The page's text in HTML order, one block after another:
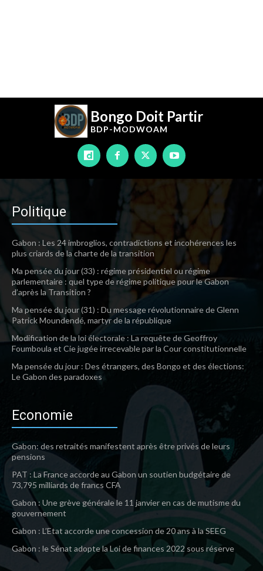
Bongo Doit Partir
BDP-MODWOAM
Politique
Gabon : Les 24 imbroglios, contradictions et incohérences les
plus criards de la charte de la transition
Ma pensée du jour (33) : régime présidentiel ou régime
parlementaire : quel type de régime politique pour le Gabon
d’après la Transition ?
Ma pensée du jour (31) : Du message révolutionnaire de Glenn
Patrick Moundendé, martyr de la république
Modification de la loi électorale : La requête de Geoffroy
Foumboula et Cie jugée irrecevable par la Cour constitutionnelle
Ma pensée du jour : Des étrangers, des Bongo et des élections:
Le Gabon des paradoxes
Economie
Gabon: des retraités manifestent après être privés de leurs
pensions
PAT : La France accorde au Gabon un soutien budgétaire de
73,795 milliards de francs CFA
Gabon : Une grève générale le 11 janvier en cas de mutisme du
gouvernement
Gabon : L’Etat accorde une concession de 20 ans à la SEEG
Gabon : le Sénat adopte la Loi de finances 2022 sous réserve